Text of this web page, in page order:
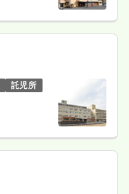
託児所